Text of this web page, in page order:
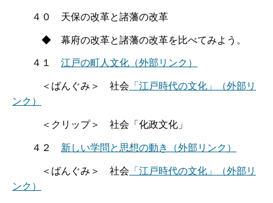
４０ 天保の改革と諸藩の改革
◆ 幕府の改革と諸藩の改革を比べてみよう。
４１ 江戸の町人文化 （外部リンク）
＜ばんぐみ＞ 社会 「江戸時代の文化」
（外部リ
ンク）
＜クリップ＞ 社会「化政文化」
４２ 新しい学問と思想の動き （外部リンク）
＜ばんぐみ＞ 社会 「江戸時代の文化」
（外部リ
ンク）